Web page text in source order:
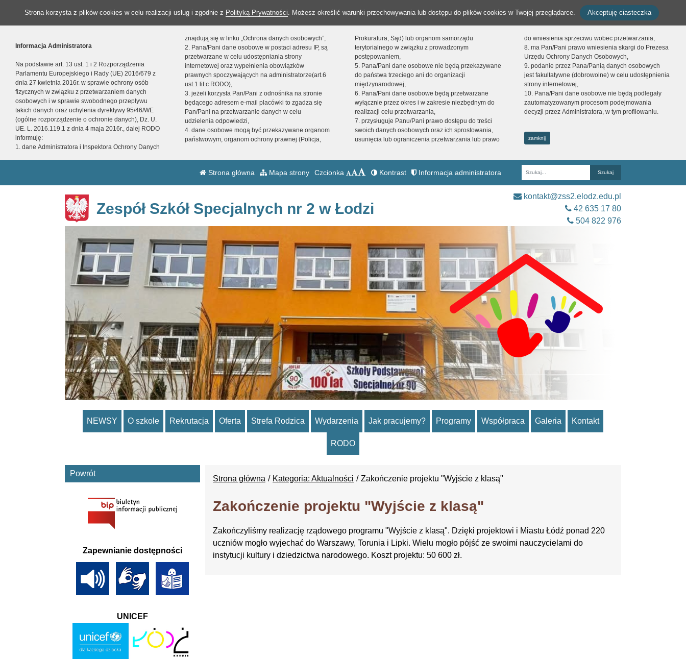
Strona korzysta z plików cookies w celu realizacji usług i zgodnie z Polityką Prywatności. Możesz określić warunki przechowywania lub dostępu do plików cookies w Twojej przeglądarce. Akceptuję ciasteczka
Informacja Administratora
Na podstawie art. 13 ust. 1 i 2 Rozporządzenia
Parlamentu Europejskiego i Rady (UE) 2016/679 z
dnia 27 kwietnia 2016r. w sprawie ochrony osób
fizycznych w związku z przetwarzaniem danych
osobowych i w sprawie swobodnego przepływu
takich danych oraz uchylenia dyrektywy 95/46/WE
(ogólne rozporządzenie o ochronie danych), Dz. U.
UE. L. 2016.119.1 z dnia 4 maja 2016r., dalej RODO
informuję:
1. dane Administratora i Inspektora Ochrony Danych
znajdują się w linku „Ochrona danych osobowych”,
2. Pana/Pani dane osobowe w postaci adresu IP, są
przetwarzane w celu udostępniania strony
internetowej oraz wypełnienia obowiązków
prawnych spoczywających na administratorze(art.6
ust.1 lit.c RODO),
3. jeżeli korzysta Pan/Pani z odnośnika na stronie
będącego adresem e-mail placówki to zgadza się
Pan/Pani na przetwarzanie danych w celu
udzielenia odpowiedzi,
4. dane osobowe mogą być przekazywane organom
państwowym, organom ochrony prawnej (Policja,
Prokuratura, Sąd) lub organom samorządu
terytorialnego w związku z prowadzonym
postępowaniem,
5. Pana/Pani dane osobowe nie będą przekazywane
do państwa trzeciego ani do organizacji
międzynarodowej,
6. Pana/Pani dane osobowe będą przetwarzane
wyłącznie przez okres i w zakresie niezbędnym do
realizacji celu przetwarzania,
7. przysługuje Panu/Pani prawo dostępu do treści
swoich danych osobowych oraz ich sprostowania,
usunięcia lub ograniczenia przetwarzania lub prawo
do wniesienia sprzeciwu wobec przetwarzania,
8. ma Pan/Pani prawo wniesienia skargi do Prezesa
Urzędu Ochrony Danych Osobowych,
9. podanie przez Pana/Panią danych osobowych
jest fakultatywne (dobrowolne) w celu udostępnienia
strony internetowej,
10. Pana/Pani dane osobowe nie będą podlegały
zautomatyzowanym procesom podejmowania
decyzji przez Administratora, w tym profilowaniu.
zamknij
Strona główna Mapa strony Czcionka Kontrast Informacja administratora
Fraza
Zespół Szkół Specjalnych nr 2 w Łodzi
kontakt@zss2.elodz.edu.pl
42 635 17 80
504 822 976
NEWSY O szkole Rekrutacja Oferta Strefa Rodzica Wydarzenia Jak pracujemy? Programy Współpraca Galeria Kontakt
RODO
Strona główna Kategoria: Aktualności Zakończenie projektu "Wyjście z klasą"
Zakończenie projektu "Wyjście z klasą"
Zakończyliśmy realizację rządowego programu "Wyjście z klasą". Dzięki projektowi i Miastu Łódź ponad 220
uczniów mogło wyjechać do Warszawy, Torunia i Lipki. Wielu mogło pójść ze swoimi nauczycielami do
instytucji kultury i dziedzictwa narodowego. Koszt projektu: 50 600 zł.
Powrót
Zapewnianie dostępności
UNICEF